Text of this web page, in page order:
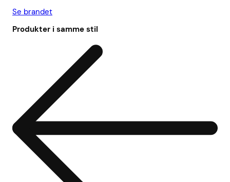
Se brandet
Produkter i samme stil